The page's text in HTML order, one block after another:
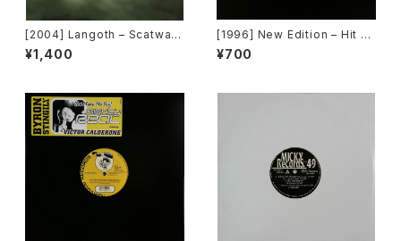
[2004] Langoth – Scatwalk
[Sunshine Enterprises]
¥1,400
[1996] New Edition – Hit M
e Off [MCA Records][PRO
MO]
¥700